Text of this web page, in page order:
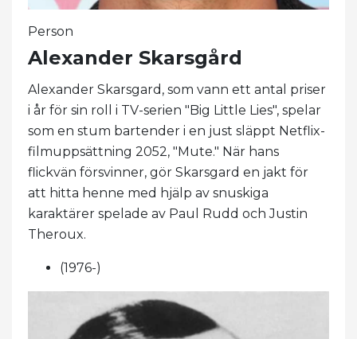
Person
Alexander Skarsgård
Alexander Skarsgard, som vann ett antal priser
i år för sin roll i TV-serien "Big Little Lies", spelar
som en stum bartender i en just släppt Netflix-
filmuppsättning 2052, "Mute." När hans
flickvän försvinner, gör Skarsgard en jakt för
att hitta henne med hjälp av snuskiga
karaktärer spelade av Paul Rudd och Justin
Theroux.
(1976-)